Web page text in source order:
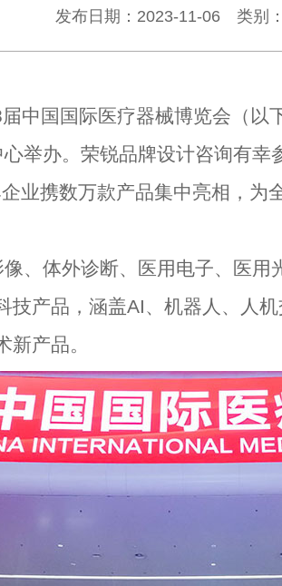
发布日期：2023-11-06 类别
国国际医疗器械博览会（以
举办。 荣锐品牌设计咨询有幸
业携数万款产品集中亮相，
体外诊断、医用电子、医用
产品，涵盖AI、机器人、人
产品。